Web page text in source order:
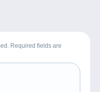
Required fields are